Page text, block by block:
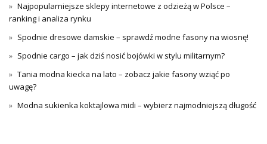
Najpopularniejsze sklepy internetowe z odzieżą w Polsce –
ranking i analiza rynku
Spodnie dresowe damskie – sprawdź modne fasony na wiosnę!
Spodnie cargo – jak dziś nosić bojówki w stylu militarnym?
Tania modna kiecka na lato – zobacz jakie fasony wziąć po
uwagę?
Modna sukienka koktajlowa midi – wybierz najmodniejszą długość